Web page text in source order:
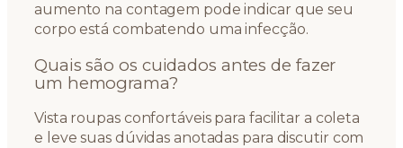
aumento na contagem pode indicar que seu
corpo está combatendo uma infecção.
Quais são os cuidados antes de fazer
um hemograma?
Vista roupas confortáveis para facilitar a coleta
e leve suas dúvidas anotadas para discutir com